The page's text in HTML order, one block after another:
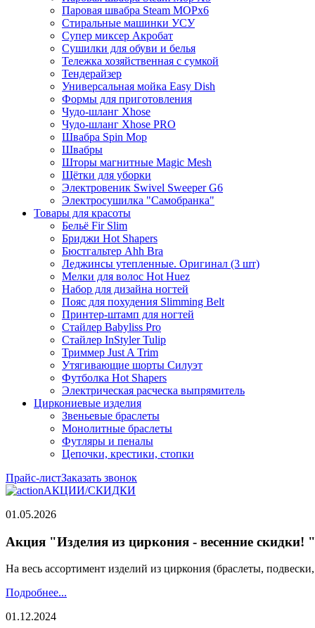
Паровая швабра Steam MOPх6
Стиральные машинки УСУ
Супер миксер Акробат
Сушилки для обуви и белья
Тележка хозяйственная с сумкой
Тендерайзер
Универсальная мойка Easy Dish
Формы для приготовления
Чудо-шланг Xhose
Чудо-шланг Xhose PRO
Швабра Spin Mop
Швабры
Шторы магнитные Magic Mesh
Щётки для уборки
Электровеник Swivel Sweeper G6
Электросушилка "Самобранка"
Товары для красоты
Бельё Fir Slim
Бриджи Hot Shapers
Бюстгальтер Ahh Bra
Леджинсы утепленные. Оригинал (3 шт)
Мелки для волос Hot Huez
Набор для дизайна ногтей
Пояс для похудения Slimming Belt
Принтер-штамп для ногтей
Стайлер Babyliss Pro
Стайлер InStyler Tulip
Триммер Just A Trim
Утягивающие шорты Силуэт
Футболка Hot Shapers
Электрическая расческа выпрямитель
Циркониевые изделия
Звеньевые браслеты
Монолитные браслеты
Футляры и пеналы
Цепочки, крестики, стопки
Прайс-листЗаказать звонок
АКЦИИ/СКИДКИ
01.05.2026
Акция "Изделия из циркония - весенние скидки! "
На весь ассортимент изделий из циркония (браслеты,
Подробнее...
01.12.2024